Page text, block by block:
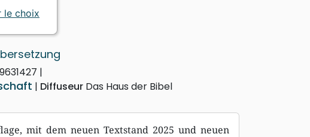
Diffuseur Das Haus der Bibel
mit dem neuen Textstand 2025 und neuen
le choix